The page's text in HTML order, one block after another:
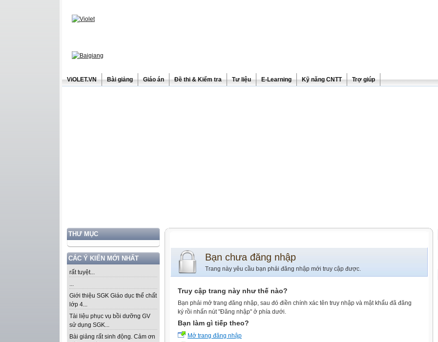
ViOLET.VN Bài giảng Giáo án Đề thi & Kiểm tra Tư liệu E-Learning Kỹ năng CNTT Trợ giúp
THƯ MỤC
CÁC Ý KIẾN MỚI NHẤT
rất tuyệt...
...
Giới thiệu SGK Giáo dục thể chất
lớp 4...
Tài liệu phục vụ bồi dưỡng GV
sử dụng SGK...
Bài giảng rất sinh động. Cảm ơn
Bạn chưa đăng nhập
Trang này yêu cầu bạn phải đăng nhập mới truy cập được.
Truy cập trang này như thế nào?
Bạn phải mở trang đăng nhập, sau đó điền chính xác tên truy nhập và mật khẩu đã đăng
ký rồi nhấn nút "Đăng nhập" ở phía dưới.
Bạn làm gì tiếp theo?
Mở trang đăng nhập